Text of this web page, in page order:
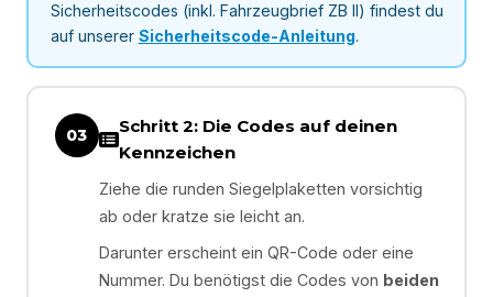
Sicherheitscodes (inkl. Fahrzeugbrief ZB II) findest du
auf unserer Sicherheitscode-Anleitung.
03
Schritt 2: Die Codes auf deinen
Kennzeichen
Ziehe die runden Siegelplaketten vorsichtig
ab oder kratze sie leicht an.
Darunter erscheint ein QR-Code oder eine
Nummer. Du benötigst die Codes von beiden